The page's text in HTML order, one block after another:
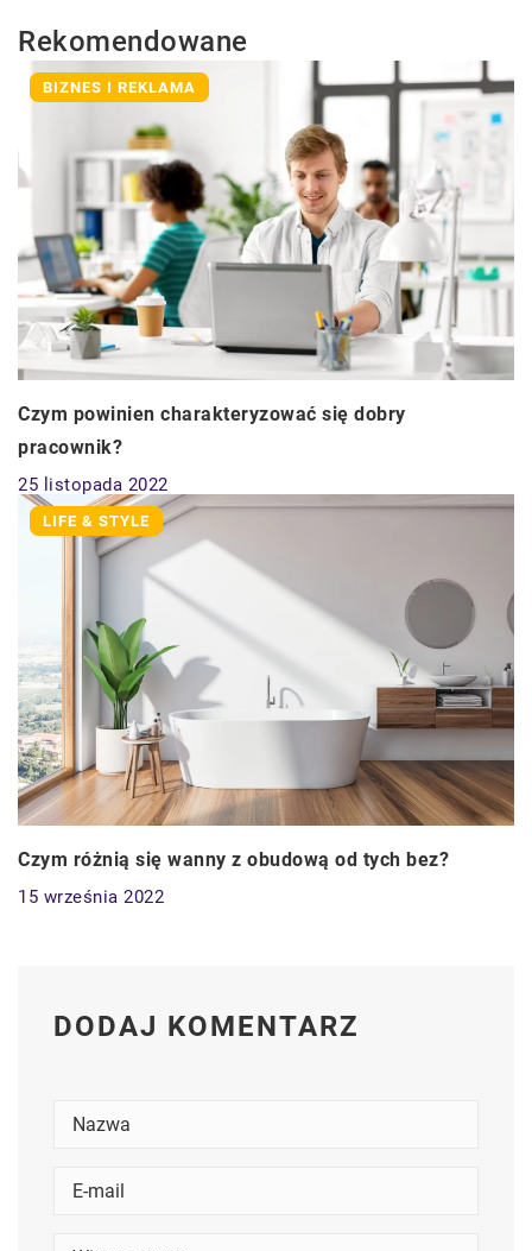
Rekomendowane
BIZNES I REKLAMA
Czym powinien charakteryzować się dobry
pracownik?
25 listopada 2022
LIFE & STYLE
Czym różnią się wanny z obudową od tych bez?
15 września 2022
DODAJ KOMENTARZ